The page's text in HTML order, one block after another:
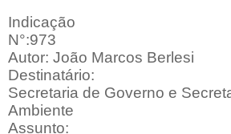
Indicação
N°:973
Autor: João Marcos Berlesi
Destinatário:
Secretaria de Governo e
Ambiente
Assunto: